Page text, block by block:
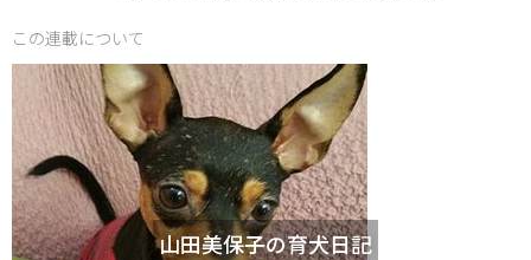
この連載について
山田美保子の育犬日記